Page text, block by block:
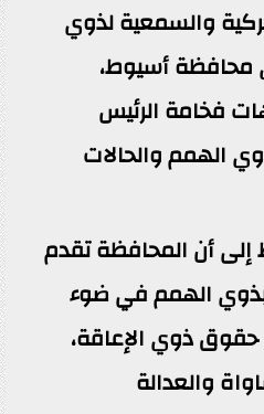
والسمعية لذوي
محافظة أسيوط،
فخامة الرئيس
الهمم والحالات
أن المحافظة تقدم
بذوي الهمم في ضوء
حقوق ذوي الإعاقة،
والعدالة